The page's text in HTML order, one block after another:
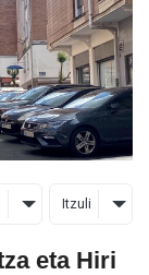
Itzuli
eta Hiri